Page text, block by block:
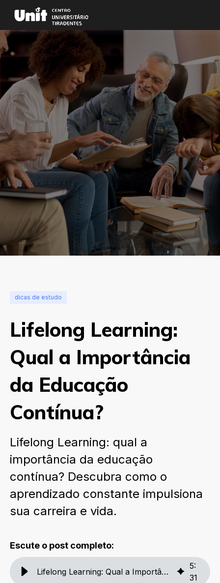
dicas de estudo
Lifelong Learning:
Qual a Importância
da Educação
Contínua?
Lifelong Learning: qual a
importância da educação
contínua? Descubra como o
aprendizado constante impulsiona
sua carreira e vida.
Escute o post completo:
Lifelong Learning: Qual a Importância da Educação Contínua?
5:
31